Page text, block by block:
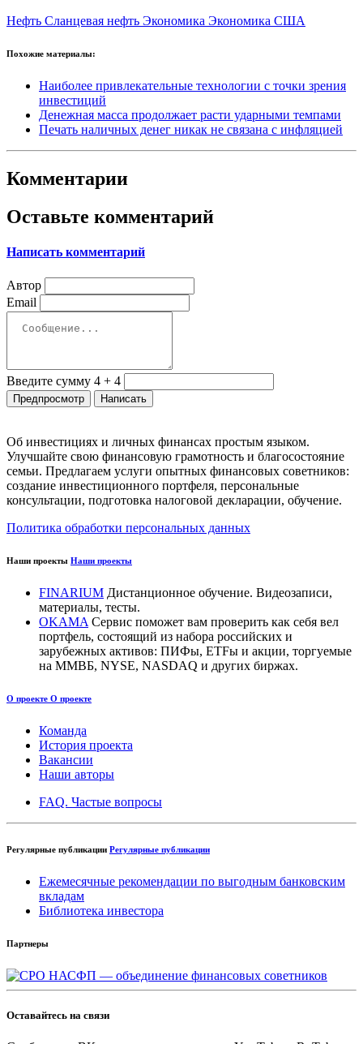
Нефть Сланцевая нефть Экономика Экономика США
Похожие материалы:
Наиболее привлекательные технологии с точки зрения
инвестиций
Денежная масса продолжает расти ударными темпами
Печать наличных денег никак не связана с инфляцией
Комментарии
Оставьте комментарий
Написать комментарий
Автор
Email
Введите сумму 4 + 4
Об инвестициях и личных финансах простым языком.
Улучшайте свою финансовую грамотность и благосостояние
семьи. Предлагаем услуги опытных финансовых советников:
создание инвестиционного портфеля, персональные
консультации, подготовка налоговой декларации, обучение.
Политика обработки персональных данных
Наши проекты Наши проекты
FINARIUM Дистанционное обучение. Видеозаписи,
материалы, тесты.
OKAMA Сервис поможет вам проверить как себя вел
портфель, состоящий из набора российских и
зарубежных активов: ПИФы, ETFы и акции, торгуемые
на ММВБ, NYSE, NASDAQ и других биржах.
О проекте О проекте
Команда
История проекта
Вакансии
Наши авторы
FAQ. Частые вопросы
Регулярные публикации Регулярные публикации
Ежемесячные рекомендации по выгодным банковским
вкладам
Библиотека инвестора
Партнеры
Оставайтесь на связи